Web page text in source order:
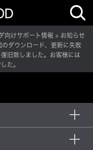
向けサポート情報
お知らせ
ダウンロード、更新に失敗
旧致しました。お客様には
た。